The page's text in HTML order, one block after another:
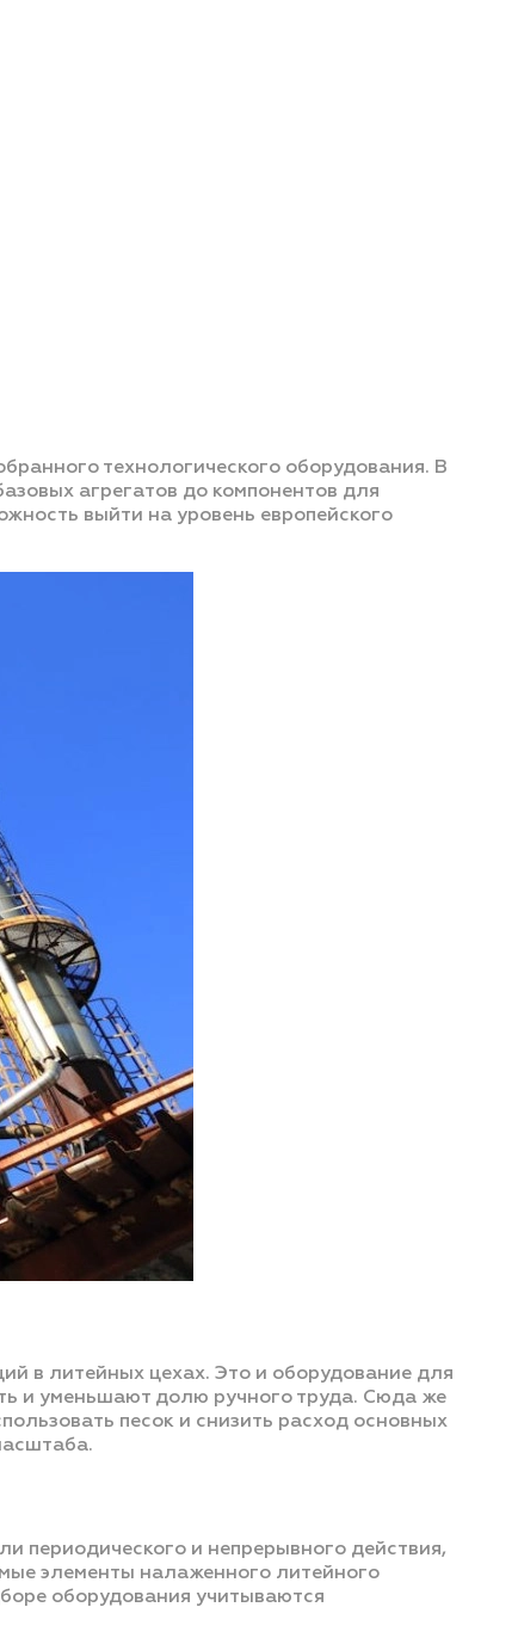
технологического оборудования. В
агрегатов до компонентов для
выйти на уровень европейского
в литейных цехах. Это и оборудование для
и уменьшают долю ручного труда. Сюда же
песок и снизить расход основных
периодического и непрерывного действия,
элементы налаженного литейного
оборудования учитываются